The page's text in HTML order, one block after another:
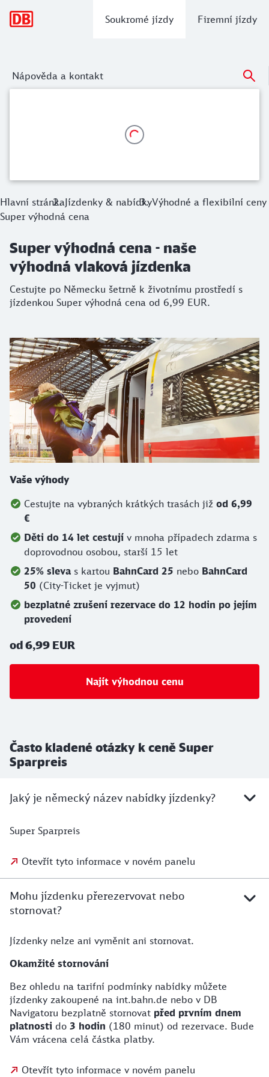
Soukromé jízdy Firemní jízdy
Nápověda a kontakt
Super výhodná cena - naše výhodná
Hlavní stránkaJízdenky & nabídkyVýhodné a flexibilní ceny
Super výhodná cena
Super výhodná cena - naše
výhodná vlaková jízdenka
Cestujte po Německu šetrně k životnímu prostředí s
jízdenkou Super výhodná cena od 6,99 EUR.
Vaše výhody
Cestujte na vybraných krátkých trasách již od 6,99
€
Děti do 14 let cestují v mnoha případech zdarma s
doprovodnou osobou, starší 15 let
25% sleva s kartou BahnCard 25 nebo BahnCard
50 (City-Ticket je vyjmut)
bezplatné zrušení rezervace do 12 hodin po jejím
provedení
od 6,99 EUR
Najít výhodnou cenu
Často kladené otázky k ceně Super
Sparpreis
Jaký je německý název nabídky jízdenky?
Super Sparpreis
Otevřít tyto informace v novém panelu
Mohu jízdenku přerezervovat nebo
stornovat?
Jízdenky nelze ani vyměnit ani stornovat.
Okamžité stornování
Bez ohledu na tarifní podmínky nabídky můžete
jízdenky zakoupené na int.bahn.de nebo v DB
Navigatoru bezplatně stornovat před prvním dnem
platnosti do 3 hodin (180 minut) od rezervace. Bude
Vám vrácena celá částka platby.
Otevřít tyto informace v novém panelu